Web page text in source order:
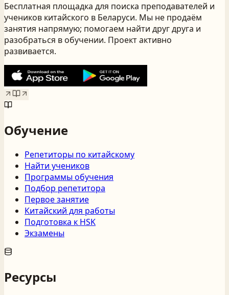
Бесплатная площадка для поиска преподавателей и
учеников китайского в Беларуси. Мы не продаём
занятия напрямую; помогаем найти друг друга и
разобраться в обучении. Проект активно
развивается.
Обучение
Репетиторы по китайскому
Найти учеников
Программы обучения
Подбор репетитора
Первое занятие
Китайский для работы
Подготовка к HSK
Экзамены
Ресурсы